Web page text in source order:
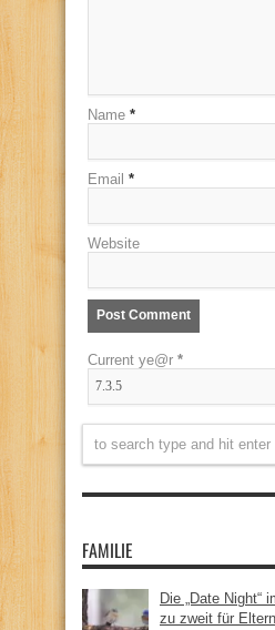
Name *
Email *
Website
Current ye@r *
FAMILIE
Die „Date Night“
zu zweit für